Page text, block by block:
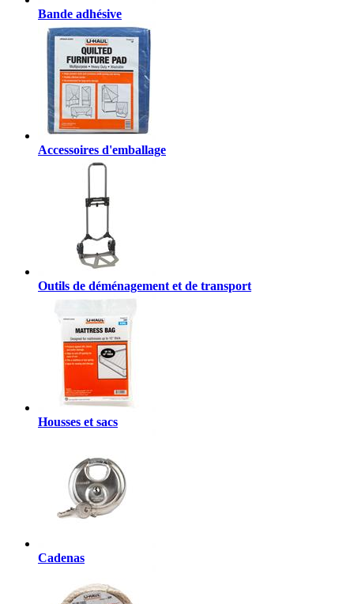
Bande adhésive
Accessoires d'emballage
Outils de déménagement et de transport
Housses et sacs
Cadenas